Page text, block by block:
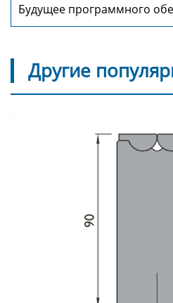
Будущее программного
производстве точного
Другие